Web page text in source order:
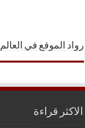
رواد الموقع في العالم
الاكثر قراءة